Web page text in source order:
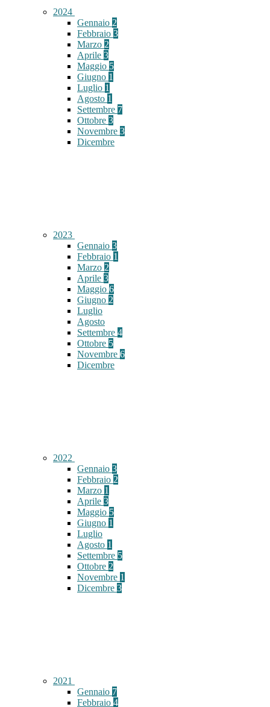
2024
Gennaio 2
Febbraio 3
Marzo 2
Aprile 3
Maggio 5
Giugno 1
Luglio 1
Agosto 1
Settembre 7
Ottobre 3
Novembre 3
Dicembre
2023
Gennaio 3
Febbraio 1
Marzo 2
Aprile 3
Maggio 6
Giugno 2
Luglio
Agosto
Settembre 4
Ottobre 5
Novembre 6
Dicembre
2022
Gennaio 3
Febbraio 2
Marzo 1
Aprile 3
Maggio 5
Giugno 1
Luglio
Agosto 1
Settembre 5
Ottobre 2
Novembre 1
Dicembre 3
2021
Gennaio 7
Febbraio 4